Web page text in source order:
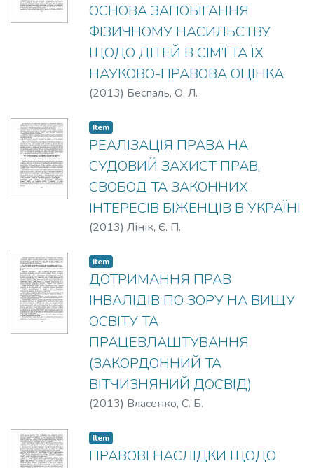
ОСНОВА ЗАПОБІГАННЯ
ФІЗИЧНОМУ НАСИЛЬСТВУ
ЩОДО ДІТЕЙ В СІМ’Ї ТА ЇХ
НАУКОВО-ПРАВОВА ОЦІНКА
(2013) Беспаль, О. Л.
Item
РЕАЛІЗАЦІЯ ПРАВА НА
СУДОВИЙ ЗАХИСТ ПРАВ,
СВОБОД ТА ЗАКОННИХ
ІНТЕРЕСІВ БІЖЕНЦІВ В УКРАЇНІ
(2013) Лінік, Є. П.
Item
ДОТРИМАННЯ ПРАВ
ІНВАЛІДІВ ПО ЗОРУ НА ВИЩУ
ОСВІТУ ТА
ПРАЦЕВЛАШТУВАННЯ
(ЗАКОРДОННИЙ ТА
ВІТЧИЗНЯНИЙ ДОСВІД)
(2013) Власенко, С. Б.
Item
ПРАВОВІ НАСЛІДКИ ЩОДО